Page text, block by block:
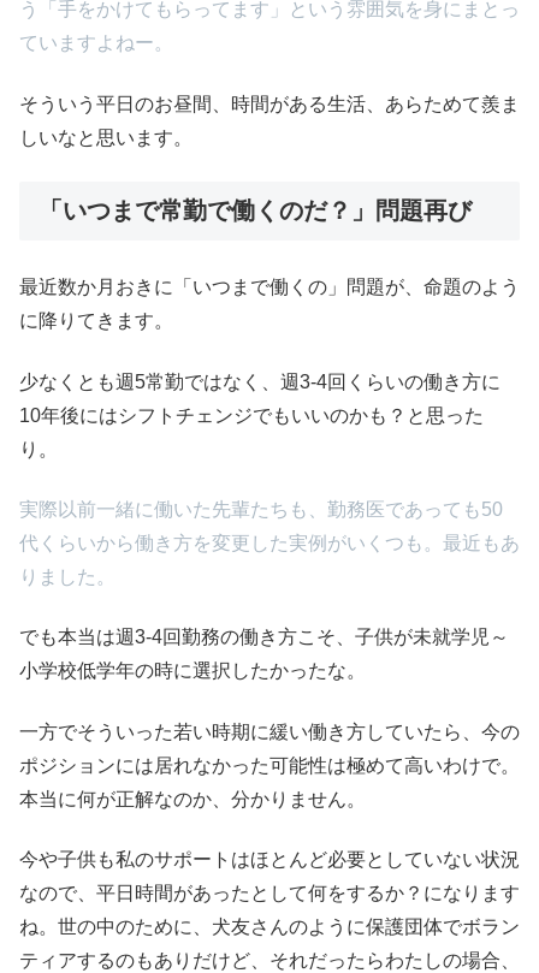
う「手をかけてもらってます」という雰囲気を身にまとっ
ていますよねー。
そういう平日のお昼間、時間がある生活、あらためて羨ま
しいなと思います。
「いつまで常勤で働くのだ？」問題再び
最近数か月おきに「いつまで働くの」問題が、命題のよう
に降りてきます。
少なくとも週5常勤ではなく、週3-4回くらいの働き方に
10年後にはシフトチェンジでもいいのかも？と思った
り。
実際以前一緒に働いた先輩たちも、勤務医であっても50
代くらいから働き方を変更した実例がいくつも。最近もあ
りました。
でも本当は週3-4回勤務の働き方こそ、子供が未就学児～
小学校低学年の時に選択したかったな。
一方でそういった若い時期に緩い働き方していたら、今の
ポジションには居れなかった可能性は極めて高いわけで。
本当に何が正解なのか、分かりません。
今や子供も私のサポートはほとんど必要としていない状況
なので、平日時間があったとして何をするか？になります
ね。世の中のために、犬友さんのように保護団体でボラン
ティアするのもありだけど、それだったらわたしの場合、